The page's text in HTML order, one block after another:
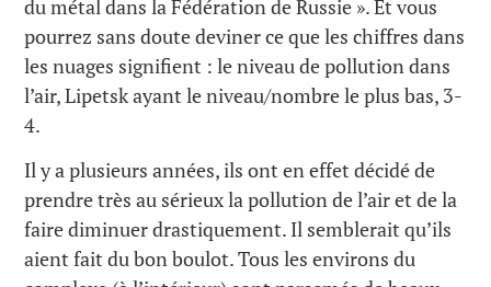
du métal dans la Fédération de Russie ». Et vous
pourrez sans doute deviner ce que les chiffres dans
les nuages signifient : le niveau de pollution dans
l’air, Lipetsk ayant le niveau/nombre le plus bas, 3-
4.
Il y a plusieurs années, ils ont en effet décidé de
prendre très au sérieux la pollution de l’air et de la
faire diminuer drastiquement. Il semblerait qu’ils
aient fait du bon boulot. Tous les environs du